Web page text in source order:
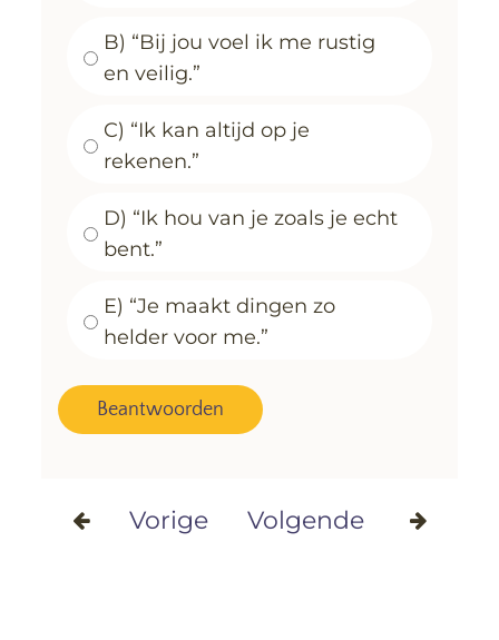
B) “Bij jou voel ik me rustig
en veilig.”
C) “Ik kan altijd op je
rekenen.”
D) “Ik hou van je zoals je echt
bent.”
E) “Je maakt dingen zo
helder voor me.”
Vorige